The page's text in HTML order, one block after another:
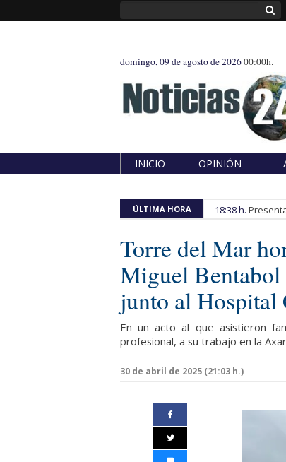
domingo, 09 de agosto de 202600:00h.
INICIO OPINIÓN
ÚLTIMA HORA 18:38 h.
Torre del Mar
Miguel Bentabol
junto al Hospital
En un acto al que asistieron
profesional, a su trabajo en la
30 de abril de 2025 (21:03 h.)